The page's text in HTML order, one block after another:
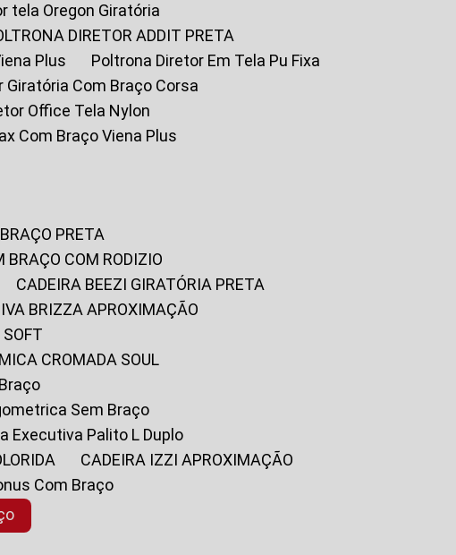
tela Oregon Giratória
DIRETOR ADDIT PRETA
Plus
Poltrona Diretor Em Tela Pu Fixa
Giratória Com Braço Corsa
Office Tela Nylon
Com Braço Viena Plus
PRETA
BRAÇO COM RODIZIO
CADEIRA BEEZI GIRATÓRIA PRETA
BRIZZA APROXIMAÇÃO
SOFT
CROMADA SOUL
Sem Braço
Executiva Palito L Duplo
CADEIRA IZZI APROXIMAÇÃO
Com Braço